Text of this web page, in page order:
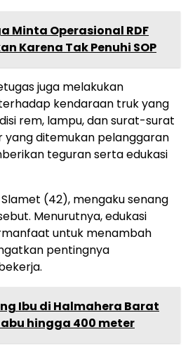
Minta Operasional RDF
Karena Tak Penuhi SOP
juga melakukan
kendaraan truk yang
rem, lampu, dan surat-surat
yang ditemukan pelanggaran
teguran serta edukasi
(42), mengaku senang
Menurutnya, edukasi
untuk menambah
pentingnya
Ibu di Halmahera Barat
hingga 400 meter